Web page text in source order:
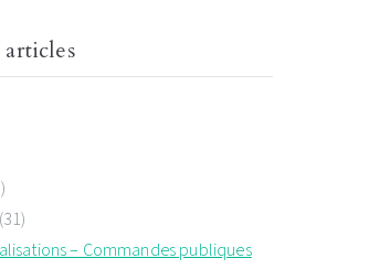
articles
– Commandes publiques